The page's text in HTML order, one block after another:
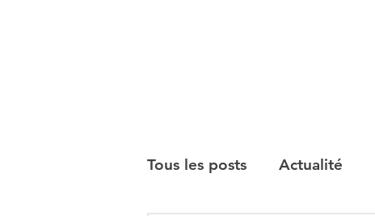
Tous les posts Actualité